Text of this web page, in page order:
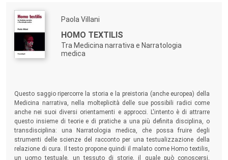
Paola Villani
HOMO TEXTILIS
Tra Medicina narrativa e Narratologia
medica
Questo saggio ripercorre la storia e la preistoria (anche europea) della
Medicina narrativa, nella molteplicità delle sue possibili radici come
anche nei suoi diversi orientamenti e approcci. L'intento è di attrarre
questo insieme di teorie e di pratiche a una più definita disciplina, o
transdisciplina: una Narratologia medica, che possa fruire degli
strumenti delle scienze del racconto per una testualizzazione della
relazione di cura. Il testo propone quindi il malato come Homo textilis,
un uomo testuale, un tessuto di storie, il quale può conoscersi,